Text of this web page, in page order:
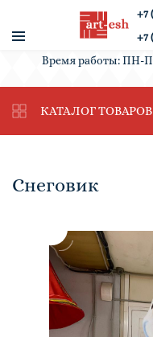
+7
+7
Время работы: ПН-
КАТАЛОГ ТОВАРОВ
Снеговик